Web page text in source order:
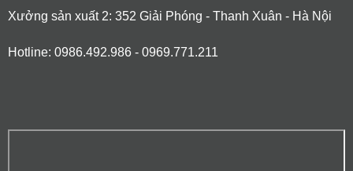
Xưởng sản xuất 2: 352 Giải Phóng - Thanh Xuân - Hà Nội
Hotline: 0986.492.986 - 0969.771.211